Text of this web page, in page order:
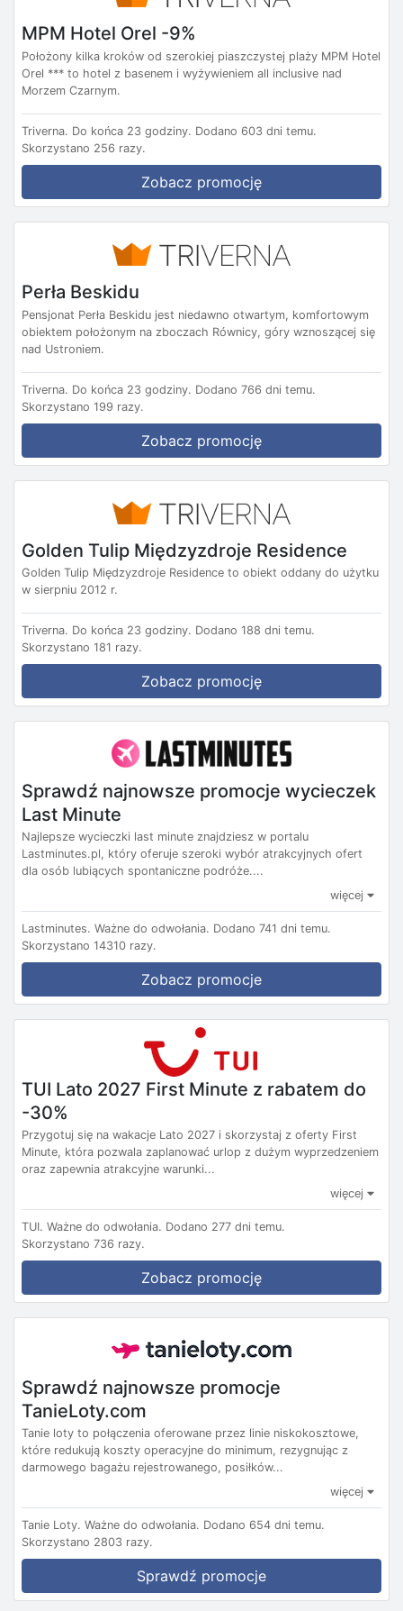
MPM Hotel Orel -9%
Położony kilka kroków od szerokiej piaszczystej plaży MPM Hotel
Orel *** to hotel z basenem i wyżywieniem all inclusive nad
Morzem Czarnym.
Triverna. Do końca 23 godziny. Dodano 603 dni temu.
Skorzystano 256 razy.
Zobacz promocję
Perła Beskidu
Pensjonat Perła Beskidu jest niedawno otwartym, komfortowym
obiektem położonym na zboczach Równicy, góry wznoszącej się
nad Ustroniem.
Triverna. Do końca 23 godziny. Dodano 766 dni temu.
Skorzystano 199 razy.
Zobacz promocję
Golden Tulip Międzyzdroje Residence
Golden Tulip Międzyzdroje Residence to obiekt oddany do użytku
w sierpniu 2012 r.
Triverna. Do końca 23 godziny. Dodano 188 dni temu.
Skorzystano 181 razy.
Zobacz promocję
Sprawdź najnowsze promocje wycieczek
Last Minute
Najlepsze wycieczki last minute znajdziesz w portalu
Lastminutes.pl, który oferuje szeroki wybór atrakcyjnych ofert
dla osób lubiących spontaniczne podróże....
więcej
Lastminutes. Ważne do odwołania. Dodano 741 dni temu.
Skorzystano 14310 razy.
Zobacz promocje
TUI Lato 2027 First Minute z rabatem do
-30%
Przygotuj się na wakacje Lato 2027 i skorzystaj z oferty First
Minute, która pozwala zaplanować urlop z dużym wyprzedzeniem
oraz zapewnia atrakcyjne warunki...
więcej
TUI. Ważne do odwołania. Dodano 277 dni temu.
Skorzystano 736 razy.
Zobacz promocję
Sprawdź najnowsze promocje
TanieLoty.com
Tanie loty to połączenia oferowane przez linie niskokosztowe,
które redukują koszty operacyjne do minimum, rezygnując z
darmowego bagażu rejestrowanego, posiłków...
więcej
Tanie Loty. Ważne do odwołania. Dodano 654 dni temu.
Skorzystano 2803 razy.
Sprawdź promocje